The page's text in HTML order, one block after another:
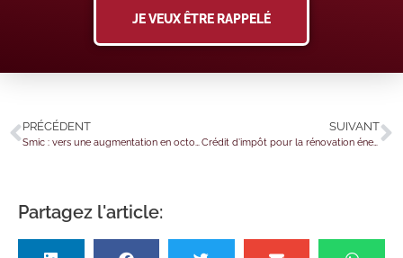
JE VEUX ÊTRE RAPPELÉ
PRÉCÉDENT
Smic : vers une augmentation en octobre 2021 ?
SUIVANT
Crédit d’impôt pour la rénovation énergétique
Partagez l'article: